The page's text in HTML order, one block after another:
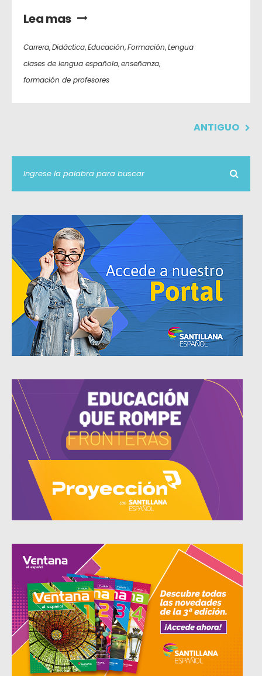
Lea mas
Carrera,Didáctica,Educación,Formación,Lengua
clases de lengua española,enseñanza,
formación de profesores
ANTIGUO